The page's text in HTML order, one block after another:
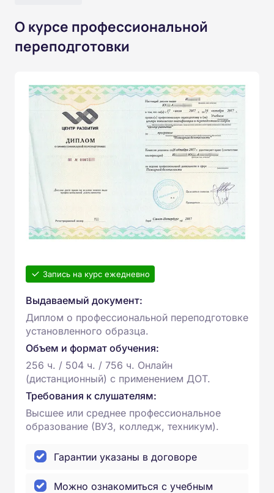
О курсе профессиональной
переподготовки
Запись на курс ежедневно
Выдаваемый документ:
Диплом о профессиональной переподготовке
установленного образца.
Объем и формат обучения:
256 ч. / 504 ч. / 756 ч. Онлайн
(дистанционный) с применением ДОТ.
Требования к слушателям:
Высшее или среднее профессиональное
образование (ВУЗ, колледж, техникум).
Гарантии указаны в договоре
Можно ознакомиться с учебным